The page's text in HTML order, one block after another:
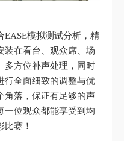
EASE模拟测试分析，精
装在看台、观众席、场
多方位补声处理，同时
行全面细致的调整与优
角落，保证有足够的声
一位观众都能享受到均
赛！